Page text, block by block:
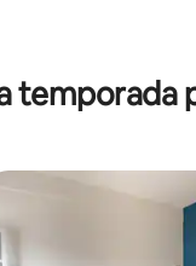
média de 5, 30
temporada